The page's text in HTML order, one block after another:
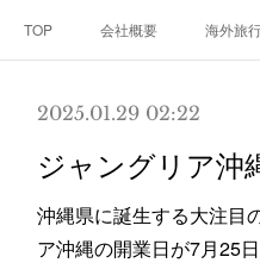
TOP 会社概要 海外旅
2025.01.29 02:22
ジャングリア沖
沖縄県に誕生する大注目
ア沖縄の開業日が7月25